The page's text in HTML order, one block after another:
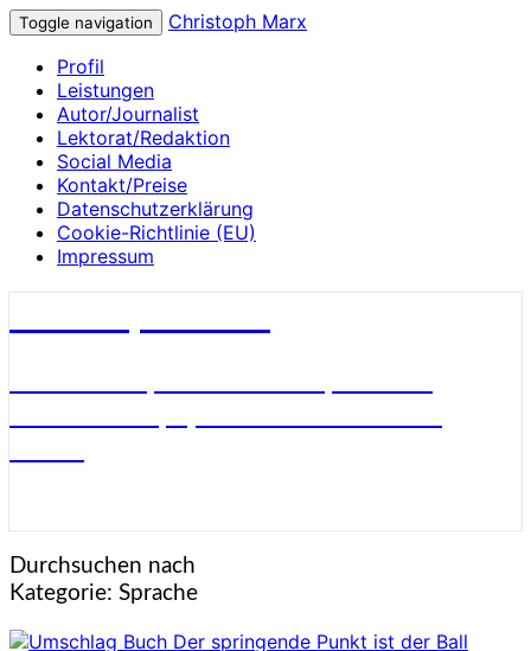
Toggle navigation
Christoph Marx
Profil
Leistungen
Autor/Journalist
Lektorat/Redaktion
Social Media
Kontakt/Preise
Datenschutzerklärung
Cookie-Richtlinie (EU)
Impressum
Durchsuchen nach
Kategorie: Sprache